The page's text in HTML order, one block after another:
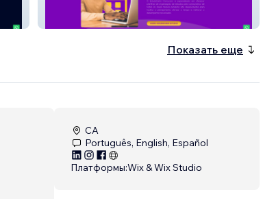
Estudo Certo
Показать еще
CA
Português, English, Español
Платформы:Wix & Wix Studio